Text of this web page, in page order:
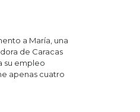
a María, una
de Caracas
su empleo
apenas cuatro